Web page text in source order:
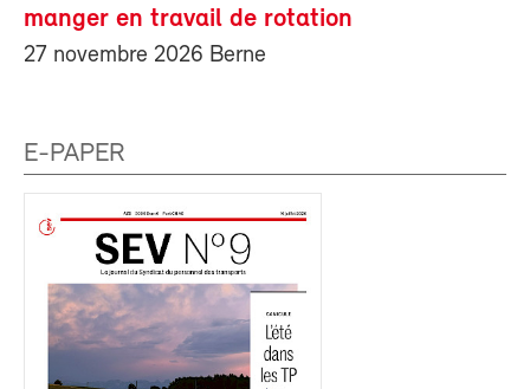
manger en travail de rotation
27 novembre 2026 Berne
E-PAPER